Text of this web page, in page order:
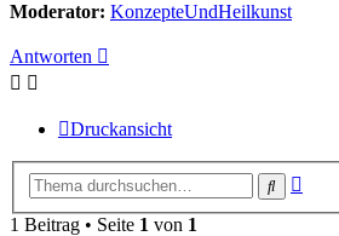
Moderator: KonzepteUndHeilkunst
Antworten
Druckansicht
Suche
1 Beitrag • Seite 1 von 1